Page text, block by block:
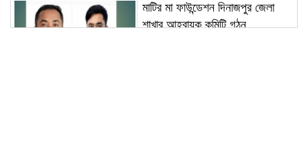
মাটির মা ফাউন্ডেশন দিনাজপুর জেলা
শাখার আহ্বায়ক কমিটি গঠন